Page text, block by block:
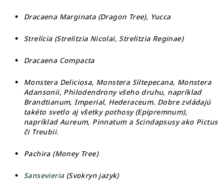
Dracaena Marginata (Dragon Tree), Yucca
Strelícia (Strelitzia Nicolai, Strelitzia Reginae)
Dracaena Compacta
Monstera Deliciosa, Monstera Siltepecana, Monstera
Adansonii, Philodendrony všeho druhu, napríklad
Brandtianum, Imperial, Hederaceum. Dobre zvládajú
takéto svetlo aj všetky pothosy (Epipremnum),
napríklad Aureum, Pinnatum a Scindapsusy ako Pictus
či Treubii.
Pachira (Money Tree)
Sansevieria (Svokryn jazyk)